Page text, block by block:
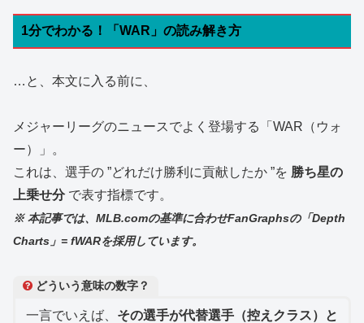
1分でわかる！「WAR」の読み解き方
…と、本文に入る前に、
メジャーリーグのニュースでよく登場する「WAR（ウォ
ー）」。
これは、選手の ”どれだけ勝利に貢献したか ”を 勝ち星の
上乗せ分で表す指標です。
※ 本記事では、MLB.comの基準に合わせFanGraphsの「Depth
Charts」= fWARを採用しています。
どういう意味の数字？
一言でいえば、 その選手が代替選手（控えクラス）と